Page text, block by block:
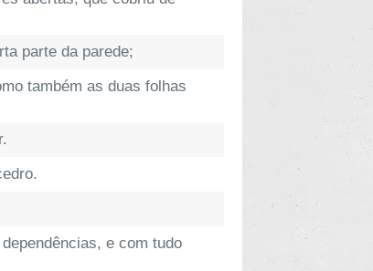
parte da parede;
também as duas folhas
e com tudo